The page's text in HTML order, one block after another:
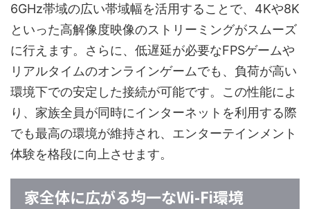
6GHz帯域の広い帯域幅を活用することで、4Kや8K
といった高解像度映像のストリーミングがスムーズ
に行えます。さらに、低遅延が必要なFPSゲームや
リアルタイムのオンラインゲームでも、負荷が高い
環境下での安定した接続が可能です。この性能によ
り、家族全員が同時にインターネットを利用する際
でも最高の環境が維持され、エンターテインメント
体験を格段に向上させます。
家全体に広がる均一なWi-Fi環境